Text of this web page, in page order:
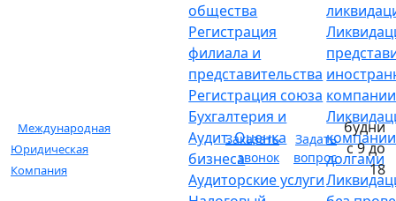
Международная
Юридическая
Компания
общества
Регистрация
филиала и
представительства
Регистрация союза
Бухгалтерия и
Аудит. Оценка
бизнеса
Аудиторские услуги
компании
долгами
Заказать
звонок
Задать
вопрос
будни
с 9 до
18